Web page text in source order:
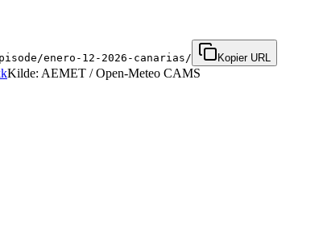
enero-12-2026-canarias/ Kopier URL
Kilde: AEMET / Open-Meteo CAMS